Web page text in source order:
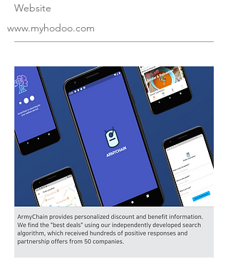
Website
www.myhodoo.com